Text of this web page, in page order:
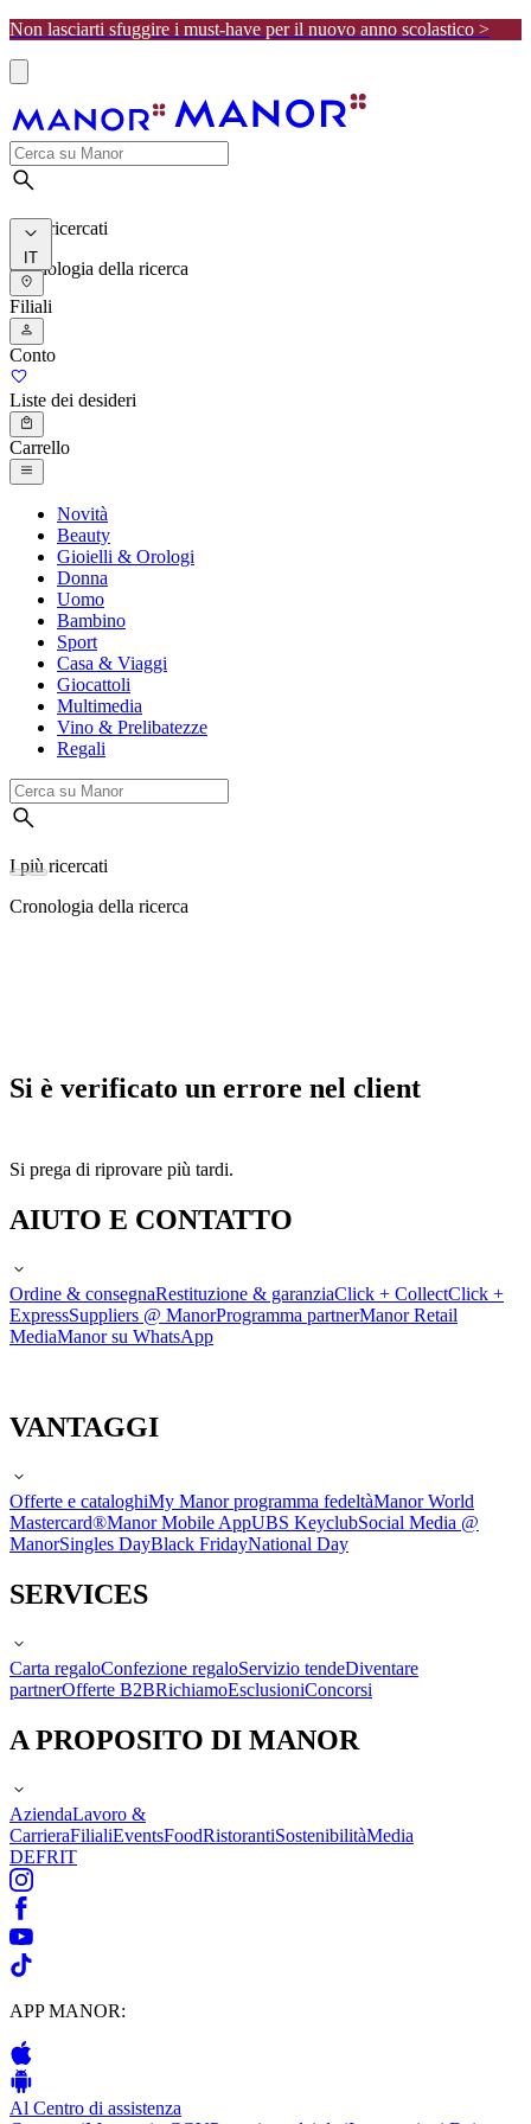
Non lasciarti sfuggire i must-have per il nuovo anno scolastico >
I più ricercati
Cronologia della ricerca
IT
Filiali
Conto
Liste dei desideri
Carrello
Novità
Beauty
Gioielli & Orologi
Donna
Uomo
Bambino
Sport
Casa & Viaggi
Giocattoli
Multimedia
Vino & Prelibatezze
Regali
I più ricercati
Cronologia della ricerca
Si è verificato un errore nel client
Si prega di riprovare più tardi.
AIUTO E CONTATTO
Ordine & consegnaRestituzione & garanziaClick + CollectClick +
ExpressSuppliers @ ManorProgramma partnerManor Retail
MediaManor su WhatsApp
VANTAGGI
Offerte e cataloghiMy Manor programma fedeltàManor World
Mastercard®Manor Mobile AppUBS KeyclubSocial Media @
ManorSingles DayBlack FridayNational Day
SERVICES
Carta regaloConfezione regaloServizio tendeDiventare
partnerOfferte B2BRichiamoEsclusioniConcorsi
A PROPOSITO DI MANOR
AziendaLavoro &
CarrieraFilialiEventsFoodRistorantiSostenibilitàMedia
DEFRIT
APP MANOR:
Al Centro di assistenza